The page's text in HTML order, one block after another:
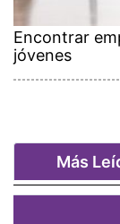
Encontrar
jóvenes
Más